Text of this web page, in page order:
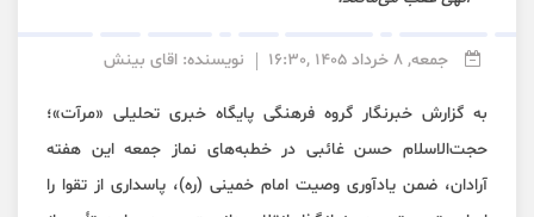
جمعه, 8 خرداد 1405 ,16:30 نویسنده: اقای بینش
به گزارش خبرنگار گروه فرهنگی پایگاه خبری تحلیلی «مرآت»؛
حجت‌الاسلام حسن غائبی در خطبه‌های نماز جمعه این هفته
آرادان، ضمن یادآوری وصیت امام خمینی (ره)، پاسداری از تقوا را